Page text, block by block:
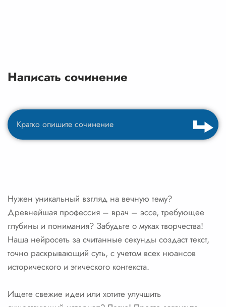
Написать сочинение
Нужен уникальный взгляд на вечную тему?
Древнейшая профессия – врач – эссе, требующее
глубины и понимания? Забудьте о муках творчества!
Наша нейросеть за считанные секунды создаст текст,
точно раскрывающий суть, с учетом всех нюансов
исторического и этического контекста.
Ищете свежие идеи или хотите улучшить